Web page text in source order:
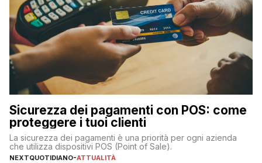
Sicurezza dei pagamenti con POS: come
proteggere i tuoi clienti
La sicurezza dei pagamenti è una priorità per ogni azienda
che utilizza dispositivi POS (Point of Sale).
NEXTQUOTIDIANO-ATTUALITÀ